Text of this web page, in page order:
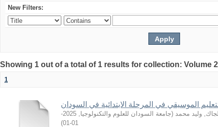
New Filters:
Showing 1 out of a total of 1 results for collection: Volume
1
الموسيقي في المرحلة الابتدائية في السودان
وليد محمد (جامعة السودان للعلوم والتكنولوجيا,
2025-
01-01
)